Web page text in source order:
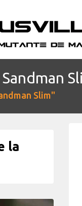
Sandman
Slim"
la